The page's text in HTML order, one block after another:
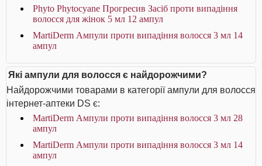
Phyto Phytocyane Прогресив Засіб проти випадіння
волосся для жінок 5 мл 12 ампул
MartiDerm Ампули проти випадіння волосся 3 мл 14
ампул
Які ампули для волосся є найдорожчими?
Найдорожчими товарами в категорії ампули для волосся
інтернет-аптеки DS є:
MartiDerm Ампули проти випадіння волосся 3 мл 28
ампул
MartiDerm Ампули проти випадіння волосся 3 мл 14
ампул